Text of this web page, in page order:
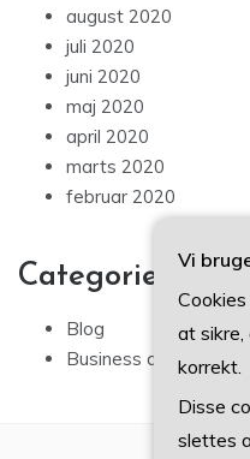
august 2020
juli 2020
juni 2020
maj 2020
april 2020
marts 2020
februar 2020
Categories
Blog
Business artikler
Vi
at
korrekt.
Disse
slettes